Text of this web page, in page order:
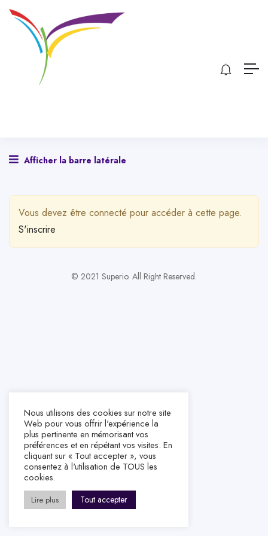
Afficher la barre latérale
Vous devez être connecté pour accéder à cette page.
S'inscrire
© 2021 Superio. All Right Reserved.
Nous utilisons des cookies sur notre site
Web pour vous offrir l'expérience la
plus pertinente en mémorisant vos
préférences et en répétant vos visites. En
cliquant sur « Tout accepter », vous
consentez à l'utilisation de TOUS les
cookies.
Lire plus Tout accepter